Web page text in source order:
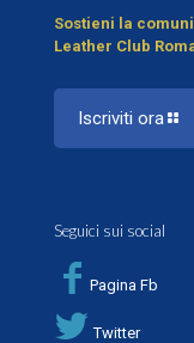
Sostieni la
Leather Club
Iscriviti ora
Seguici sui social
Pagina Fb
Twitter